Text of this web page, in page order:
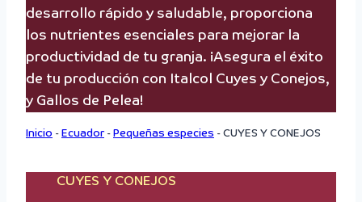
desarrollo rápido y saludable, proporciona
los nutrientes esenciales para mejorar la
productividad de tu granja. ¡Asegura el éxito
de tu producción con Italcol Cuyes y Conejos,
y Gallos de Pelea!
Inicio - Ecuador - Pequeñas especies - CUYES Y CONEJOS
CUYES Y CONEJOS